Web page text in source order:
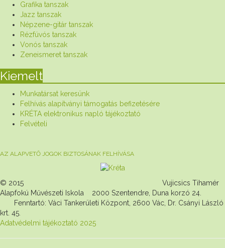
Grafika tanszak
Jazz tanszak
Népzene-gitár tanszak
Rézfúvós tanszak
Vonós tanszak
Zeneismeret tanszak
Kiemelt
Munkatársat keresünk
Felhívás alapítványi támogatás befizetésére
KRÉTA elektronikus napló tájékoztató
Felvételi
AZ ALAPVETŐ JOGOK BIZTOSÁNAK FELHÍVÁSA
© 2015 Vujicsics Tihamér
Alapfokú Művészeti Iskola 2000 Szentendre, Duna korzó 24.
Fenntartó: Váci Tankerületi Központ, 2600 Vác, Dr. Csányi László
krt. 45.
Adatvédelmi tájékoztató 2025